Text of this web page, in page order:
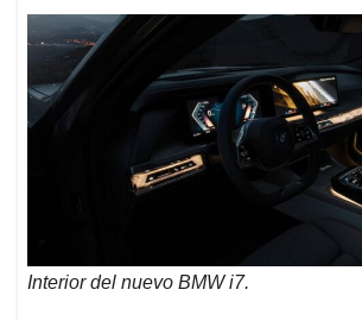
Interior del nuevo BMW i7.